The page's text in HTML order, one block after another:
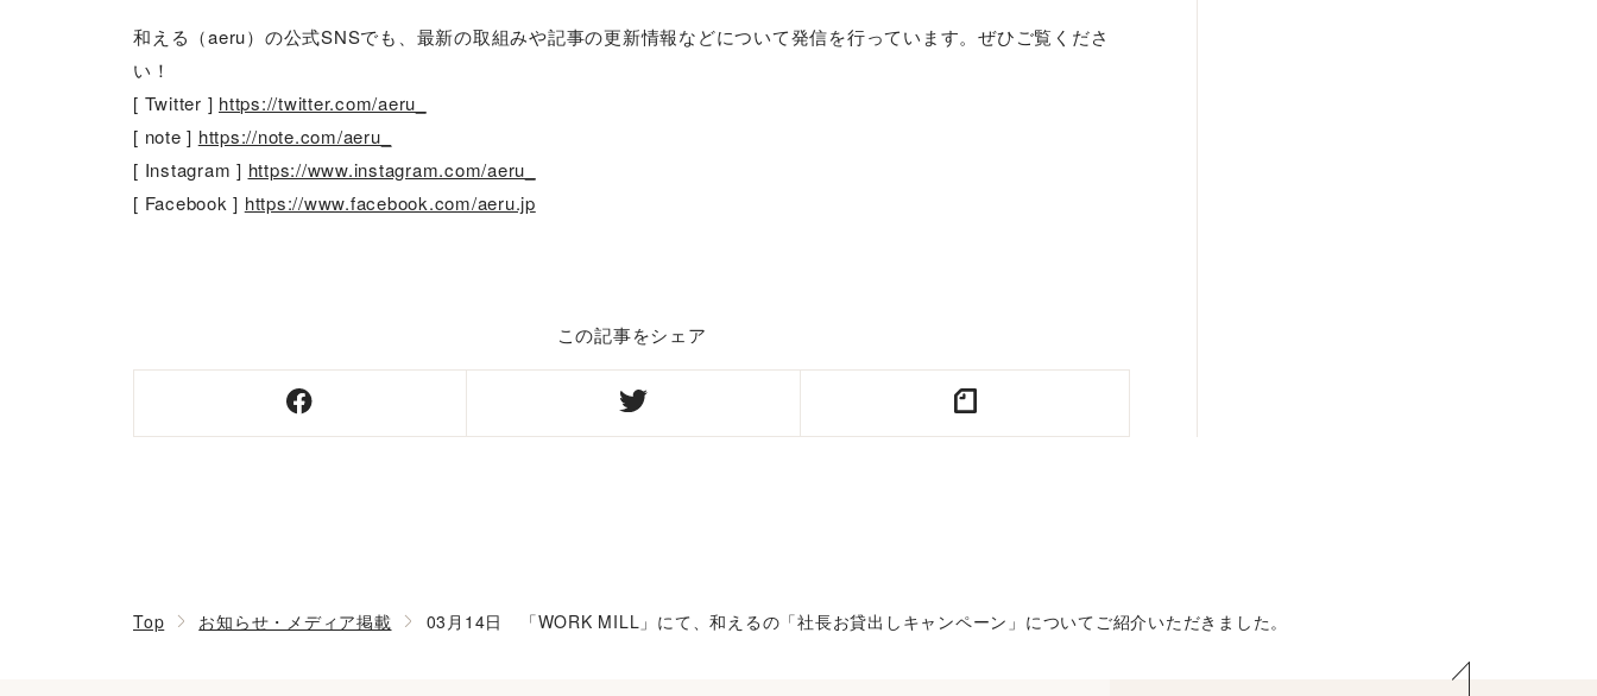
和える（aeru）の公式SNSでも、最新の取組みや記事の更新情報などについて発信を行っています。ぜひご覧くださ
い！
[ Twitter ] https://twitter.com/aeru_
[ note ] https://note.com/aeru_
[ Instagram ] https://www.instagram.com/aeru_
[ Facebook ] https://www.facebook.com/aeru.jp
この記事をシェア
Top お知らせ・メディア掲載 03月14日 「WORK MILL」にて、和えるの「社長お貸出しキャンペーン」についてご紹介いただきました。